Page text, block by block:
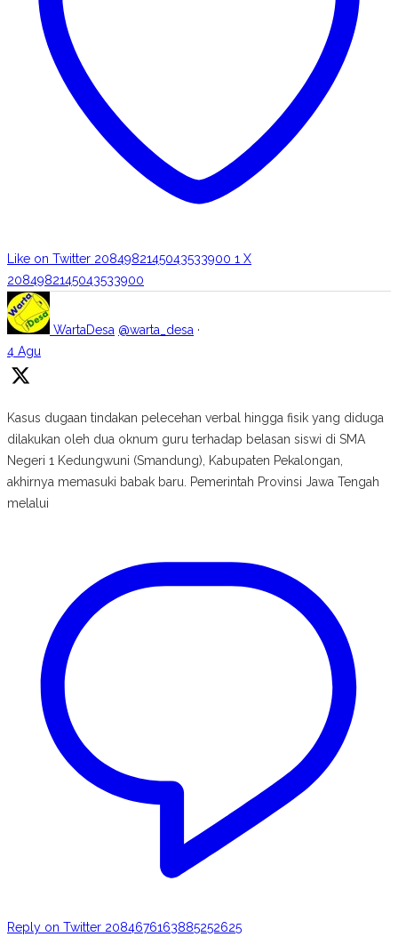
Like on Twitter 2084982145043533900 1 X
2084982145043533900
WartaDesa @warta_desa ·
4 Agu
Kasus dugaan tindakan pelecehan verbal hingga fisik yang diduga
dilakukan oleh dua oknum guru terhadap belasan siswi di SMA
Negeri 1 Kedungwuni (Smandung), Kabupaten Pekalongan,
akhirnya memasuki babak baru. Pemerintah Provinsi Jawa Tengah
melalui
Reply on Twitter 2084676163885252625